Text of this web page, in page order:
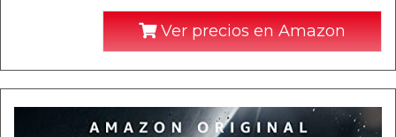
Ver precios en Amazon